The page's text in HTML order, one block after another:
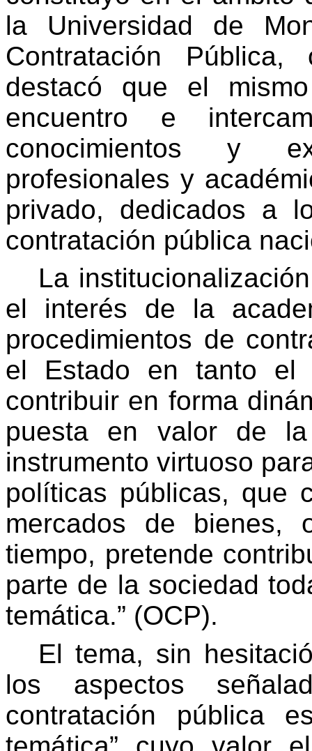
la Universidad de
Contratación
destacó que el
encuentro e
conocimientos y
profesionales y
privado, dedicados a
contratación pública
La
el interés de la
procedimientos de
el Estado en tanto el
contribuir en forma
puesta en valor de la
instrumento virtuoso
políticas públicas, que
mercados de bienes,
tiempo, pretende
parte de la sociedad
temática.” (OCP).
El tema, sin
los aspectos
contratación pública